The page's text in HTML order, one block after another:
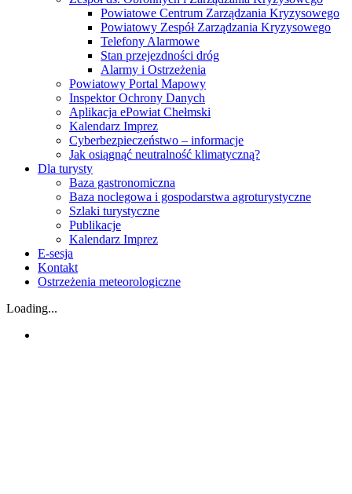
Powiatowe Centrum Zarządzania Kryzysowego
Powiatowy Zespół Zarządzania Kryzysowego
Telefony Alarmowe
Stan przejezdności dróg
Alarmy i Ostrzeżenia
Powiatowy Portal Mapowy
Inspektor Ochrony Danych
Aplikacja ePowiat Chełmski
Kalendarz Imprez
Cyberbezpieczeństwo – informacje
Jak osiągnąć neutralność klimatyczną?
Dla turysty
Baza gastronomiczna
Baza noclegowa i gospodarstwa agroturystyczne
Szlaki turystyczne
Publikacje
Kalendarz Imprez
E-sesja
Kontakt
Ostrzeżenia meteorologiczne
Loading...